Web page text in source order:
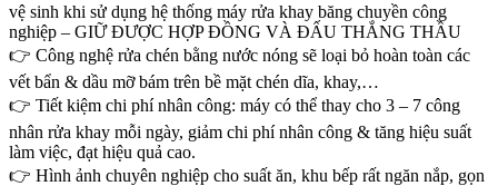
vệ sinh khi sử dụng hệ thống máy rửa khay băng chuyền công
nghiệp – GIỮ ĐƯỢC HỢP ĐỒNG VÀ ĐẤU THẮNG THẦU
👉 Công nghệ rửa chén bằng nước nóng sẽ loại bỏ hoàn toàn các
vết bẩn & dầu mỡ bám trên bề mặt chén dĩa, khay,…
👉 Tiết kiệm chi phí nhân công: máy có thể thay cho 3 – 7 công
nhân rửa khay mỗi ngày, giảm chi phí nhân công & tăng hiệu suất
làm việc, đạt hiệu quả cao.
👉 Hình ảnh chuyên nghiệp cho suất ăn, khu bếp rất ngăn nắp, gọn